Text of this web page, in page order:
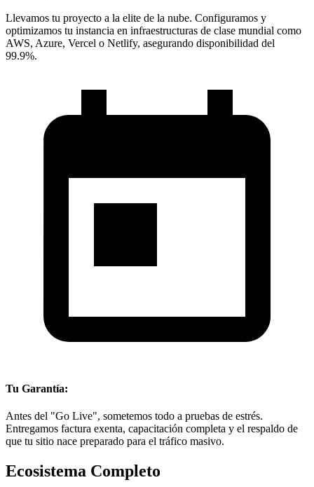
Llevamos tu proyecto a la elite de la nube. Configuramos y
optimizamos tu instancia en infraestructuras de clase mundial como
AWS, Azure, Vercel o Netlify, asegurando disponibilidad del
99.9%.
Tu Garantía:
Antes del "Go Live", sometemos todo a pruebas de estrés.
Entregamos factura exenta, capacitación completa y el respaldo de
que tu sitio nace preparado para el tráfico masivo.
Ecosistema Completo